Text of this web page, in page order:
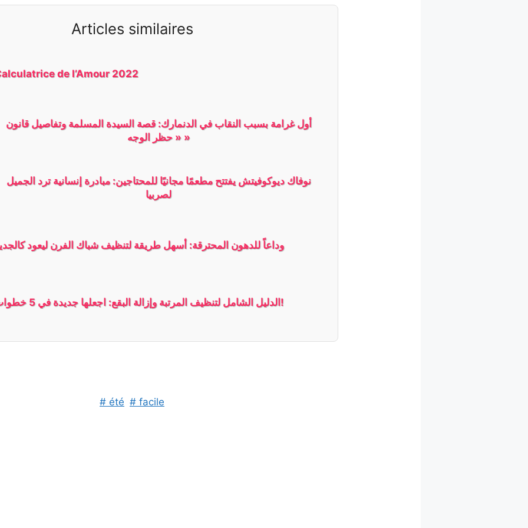
Articles similaires
de l’Amour 2022
أول غرامة بسبب النقاب في الدنمارك: قصة السيدة المسلمة وتفاصيل قانون
« حظر الوجه »
نوفاك ديوكوفيتش يفتتح مطعمًا مجانيًا للمحتاجين: مبادرة إنسانية ترد الجميل
لصربيا
وداعاً للدهون المحترقة: أسهل طريقة لتنظيف شباك الفرن ليعود
الدليل الشامل لتنظيف المرتبة وإزالة البقع: اجعلها جديدة في 5 خطوات!
# été # facile